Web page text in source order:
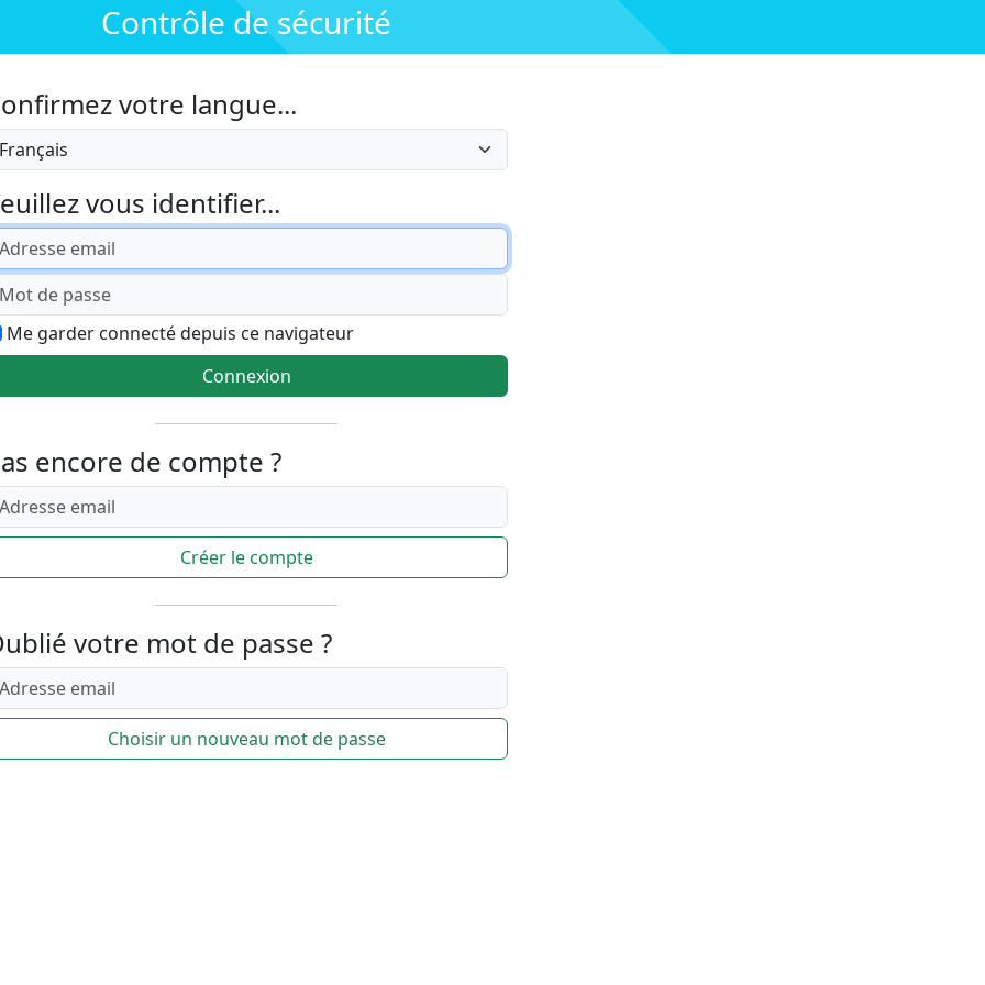
Contrôle de sécurité
votre langue...
vous identifier...
Me garder connecté depuis ce navigateur
Connexion
encore de compte ?
Créer le compte
votre mot de passe ?
Choisir un nouveau mot de passe